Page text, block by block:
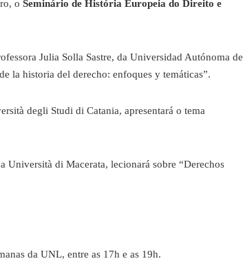
o Seminário de História Europeia do Direito e
Julia Solla Sastre, da Universidad Autónoma de
la historia del derecho: enfoques y temáticas”.
degli Studi di Catania, apresentará o tema
Università di Macerata, lecionará sobre “Derechos
da UNL, entre as 17h e as 19h.